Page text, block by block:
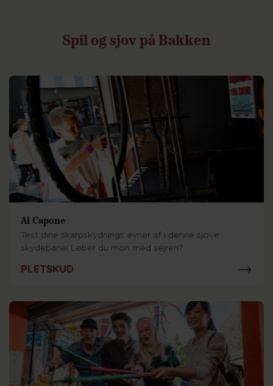
SpilogsjovpåBakken
Al Capone
Test dine skarpskydnings evner af i denne sjove
skydebane! Løber du mon med sejren?
PLETSKUD